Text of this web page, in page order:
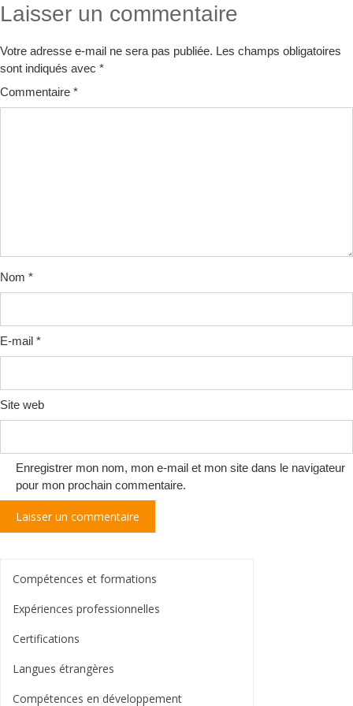
Laisser un commentaire
Votre adresse e-mail ne sera pas publiée. Les champs obligatoires
sont indiqués avec *
Commentaire *
Nom *
E-mail *
Site web
Enregistrer mon nom, mon e-mail et mon site dans le navigateur
pour mon prochain commentaire.
Compétences et formations
Expériences professionnelles
Certifications
Langues étrangères
Compétences en développement